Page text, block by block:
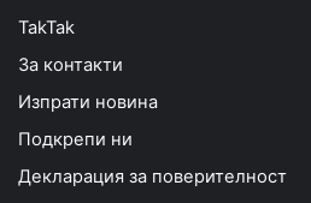
TakTak
За контакти
Изпрати новина
Подкрепи ни
Декларация за поверителност